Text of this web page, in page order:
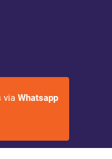
via Whatsapp